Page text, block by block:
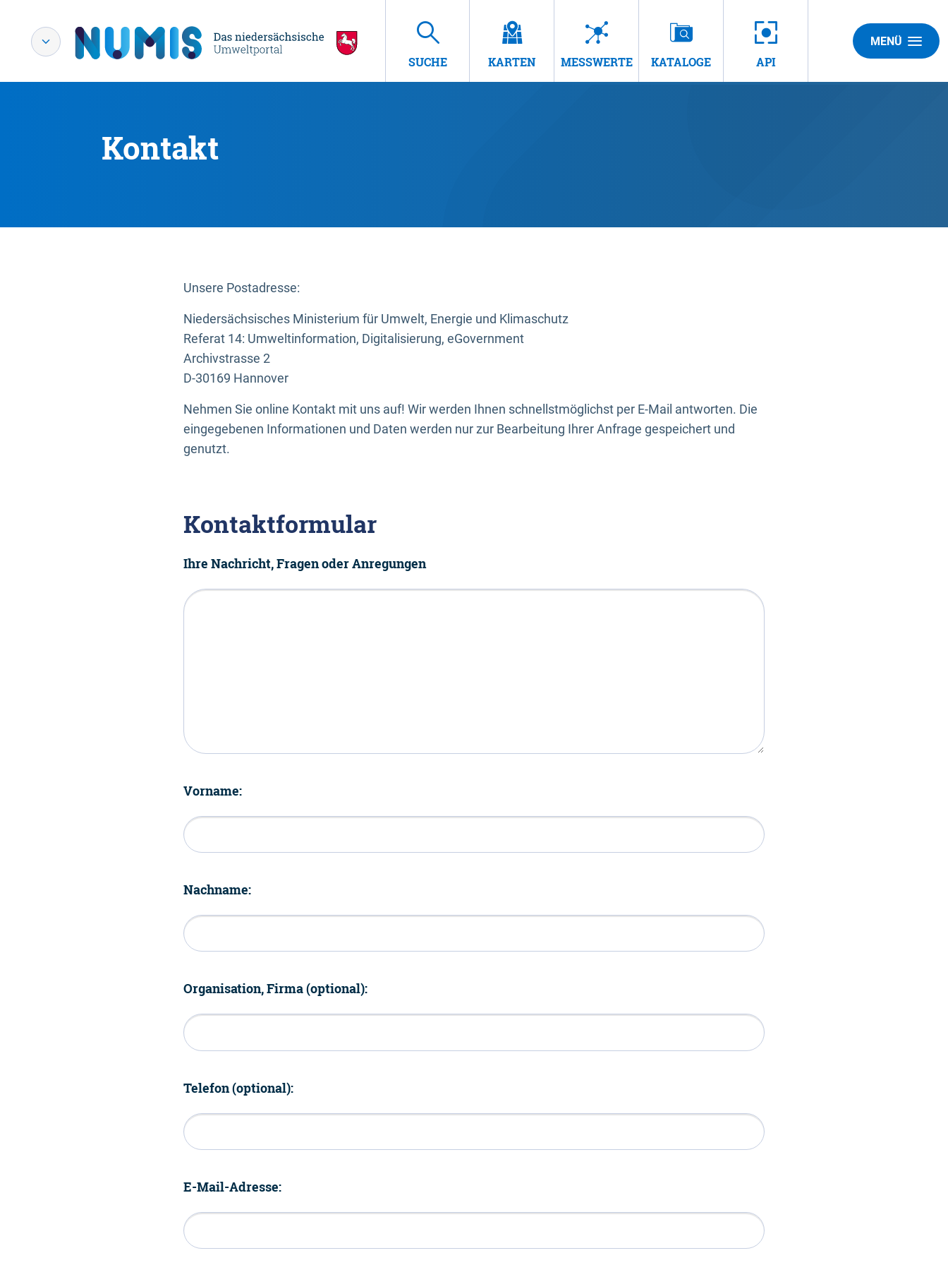
SUCHE KARTEN MESSWERTE KATALOGE API
MENÜ
Kontakt
Unsere Postadresse:
Niedersächsisches Ministerium für Umwelt, Energie und Klimaschutz
Referat 14: Umweltinformation, Digitalisierung, eGovernment
Archivstrasse 2
D-30169 Hannover
Nehmen Sie online Kontakt mit uns auf! Wir werden Ihnen schnellstmöglichst per E-Mail antworten. Die
eingegebenen Informationen und Daten werden nur zur Bearbeitung Ihrer Anfrage gespeichert und
genutzt.
Kontaktformular
Ihre Nachricht, Fragen oder Anregungen
Vorname:
Nachname:
Organisation, Firma (optional):
Telefon (optional):
E-Mail-Adresse: